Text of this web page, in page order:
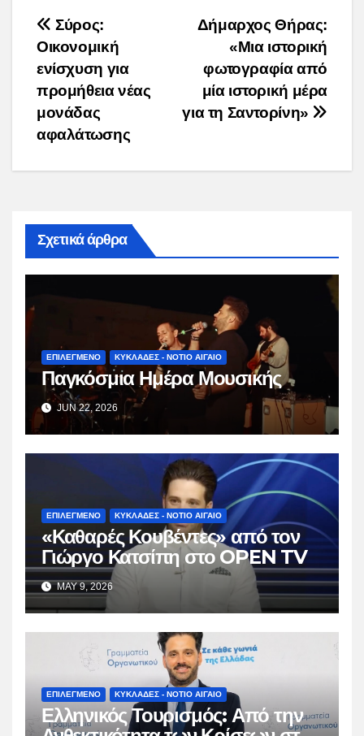
Post
navigation
Δήμαρχος Θήρας:
«Μια ιστορική
φωτογραφία από
μία ιστορική μέρα
για τη Σαντορίνη»
Σύρος:
Οικονομική
ενίσχυση για
προμήθεια νέας
μονάδας
αφαλάτωσης
Σχετικά άρθρα
ΕΠΙΛΕΓΜΕΝΟ ΚΥΚΛΑΔΕΣ - ΝΟΤΙΟ ΑΙΓΑΙΟ
Παγκόσμια Ημέρα Μουσικής
JUN 22, 2026
ΕΠΙΛΕΓΜΕΝΟ ΚΥΚΛΑΔΕΣ - ΝΟΤΙΟ ΑΙΓΑΙΟ
«Καθαρές Κουβέντες» από τον
Γιώργο Κατσίπη στο OPEN TV
MAY 9, 2026
ΕΠΙΛΕΓΜΕΝΟ ΚΥΚΛΑΔΕΣ - ΝΟΤΙΟ ΑΙΓΑΙΟ
Ελληνικός Τουρισμός: Από την